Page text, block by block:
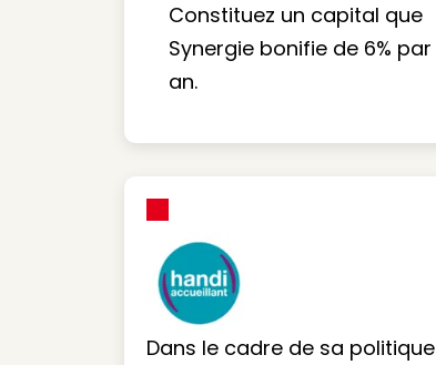
Constituez un capital que
Synergie bonifie de 6% par
an.
Dans le cadre de sa politique